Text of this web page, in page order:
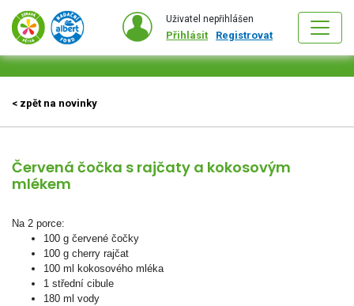
Uživatel nepřihlášen
Přihlásit Registrovat
< zpět na novinky
Červená čočka s rajčaty a kokosovým
mlékem
Na 2 porce:
100 g červené čočky
100 g cherry rajčat
100 ml kokosového mléka
1 střední cibule
180 ml vody